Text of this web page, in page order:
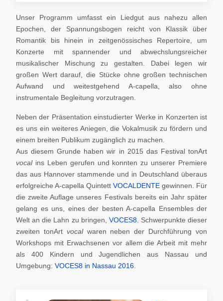
Unser Programm umfasst ein Liedgut aus nahezu allen
Epochen, der Spannungsbogen reicht von Klassik über
Romantik bis hinein in zeitgenössisches Repertoire, um
Konzerte mit spannender und abwechslungsreicher
musikalischer Mischung zu gestalten. Dabei legen wir
großen Wert darauf, die Stücke ohne großen technischen
Aufwand und weitestgehend A-capella, also ohne
instrumentale Begleitung vorzutragen.
Neben der Präsentation einstudierter Werke in Konzerten ist
es uns ein weiteres Aniegen, die Vokalmusik zu fördern und
einem breiten Publikum zugänglich zu machen.
Aus diesem Grunde haben wir in 2015 das Festival tonArt
vocal ins Leben gerufen und konnten zu unserer Premiere
das aus Hannover stammende und in Deutschland überaus
erfolgreiche A-capella Quintett VOCALDENTE gewinnen. Für
die zweite Auflage unseres Festivals bereits ein Jahr später
gelang es uns, eines der besten A-capella Ensembles der
Welt an die Lahn zu bringen, VOCES8. Schwerpunkte dieser
zweiten tonArt vocalwaren neben der Durchführung von
Workshops mit Erwachsenen vor allem die Arbeit mit mehr
als 400 Kindern und Jugendlichen aus Nassau und
Umgebung: VOCES8 in Nassau 2016